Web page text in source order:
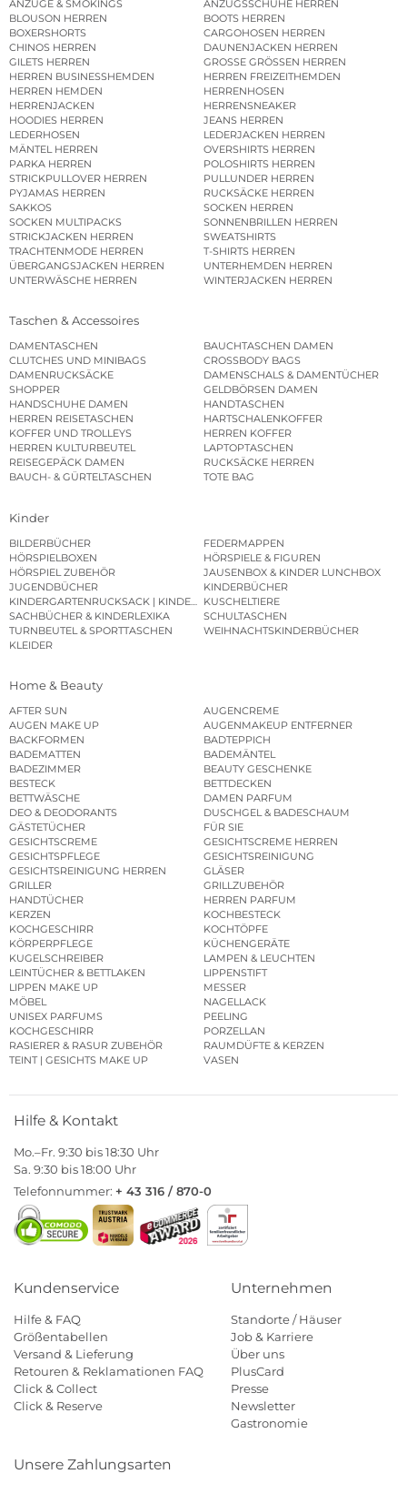
ANZÜGE & SMOKINGS
ANZUGSSCHUHE HERREN
BLOUSON HERREN
BOOTS HERREN
BOXERSHORTS
CARGOHOSEN HERREN
CHINOS HERREN
DAUNENJACKEN HERREN
GILETS HERREN
GROSSE GRÖSSEN HERREN
HERREN BUSINESSHEMDEN
HERREN FREIZEITHEMDEN
HERREN HEMDEN
HERRENHOSEN
HERRENJACKEN
HERRENSNEAKER
HOODIES HERREN
JEANS HERREN
LEDERHOSEN
LEDERJACKEN HERREN
MÄNTEL HERREN
OVERSHIRTS HERREN
PARKA HERREN
POLOSHIRTS HERREN
STRICKPULLOVER HERREN
PULLUNDER HERREN
PYJAMAS HERREN
RUCKSÄCKE HERREN
SAKKOS
SOCKEN HERREN
SOCKEN MULTIPACKS
SONNENBRILLEN HERREN
STRICKJACKEN HERREN
SWEATSHIRTS
TRACHTENMODE HERREN
T-SHIRTS HERREN
ÜBERGANGSJACKEN HERREN
UNTERHEMDEN HERREN
UNTERWÄSCHE HERREN
WINTERJACKEN HERREN
Taschen & Accessoires
DAMENTASCHEN
BAUCHTASCHEN DAMEN
CLUTCHES UND MINIBAGS
CROSSBODY BAGS
DAMENRUCKSÄCKE
DAMENSCHALS & DAMENTÜCHER
SHOPPER
GELDBÖRSEN DAMEN
HANDSCHUHE DAMEN
HANDTASCHEN
HERREN REISETASCHEN
HARTSCHALENKOFFER
KOFFER UND TROLLEYS
HERREN KOFFER
HERREN KULTURBEUTEL
LAPTOPTASCHEN
REISEGEPÄCK DAMEN
RUCKSÄCKE HERREN
BAUCH- & GÜRTELTASCHEN
TOTE BAG
Kinder
BILDERBÜCHER
FEDERMAPPEN
HÖRSPIELBOXEN
HÖRSPIELE & FIGUREN
HÖRSPIEL ZUBEHÖR
JAUSENBOX & KINDER LUNCHBOX
JUGENDBÜCHER
KINDERBÜCHER
KINDERGARTENRUCKSACK | KINDERGARTENBEUTEL
KUSCHELTIERE
SACHBÜCHER & KINDERLEXIKA
SCHULTASCHEN
TURNBEUTEL & SPORTTASCHEN
WEIHNACHTSKINDERBÜCHER
KLEIDER
Home & Beauty
AFTER SUN
AUGENCREME
AUGEN MAKE UP
AUGENMAKEUP ENTFERNER
BACKFORMEN
BADTEPPICH
BADEMATTEN
BADEMÄNTEL
BADEZIMMER
BEAUTY GESCHENKE
BESTECK
BETTDECKEN
BETTWÄSCHE
DAMEN PARFUM
DEO & DEODORANTS
DUSCHGEL & BADESCHAUM
GÄSTETÜCHER
FÜR SIE
GESICHTSCREME
GESICHTSCREME HERREN
GESICHTSPFLEGE
GESICHTSREINIGUNG
GESICHTSREINIGUNG HERREN
GLÄSER
GRILLER
GRILLZUBEHÖR
HANDTÜCHER
HERREN PARFUM
KERZEN
KOCHBESTECK
KOCHGESCHIRR
KOCHTÖPFE
KÖRPERPFLEGE
KÜCHENGERÄTE
KUGELSCHREIBER
LAMPEN & LEUCHTEN
LEINTÜCHER & BETTLAKEN
LIPPENSTIFT
LIPPEN MAKE UP
MESSER
MÖBEL
NAGELLACK
UNISEX PARFUMS
PEELING
KOCHGESCHIRR
PORZELLAN
RASIERER & RASUR ZUBEHÖR
RAUMDÜFTE & KERZEN
TEINT | GESICHTS MAKE UP
VASEN
Hilfe & Kontakt
Mo.–Fr. 9:30 bis 18:30 Uhr
Sa. 9:30 bis 18:00 Uhr
Telefonnummer: + 43 316 / 870-0
Kundenservice
Hilfe & FAQ
Größentabellen
Versand & Lieferung
Retouren & Reklamationen FAQ
Click & Collect
Click & Reserve
Unternehmen
Standorte / Häuser
Job & Karriere
Über uns
PlusCard
Presse
Newsletter
Gastronomie
Unsere Zahlungsarten